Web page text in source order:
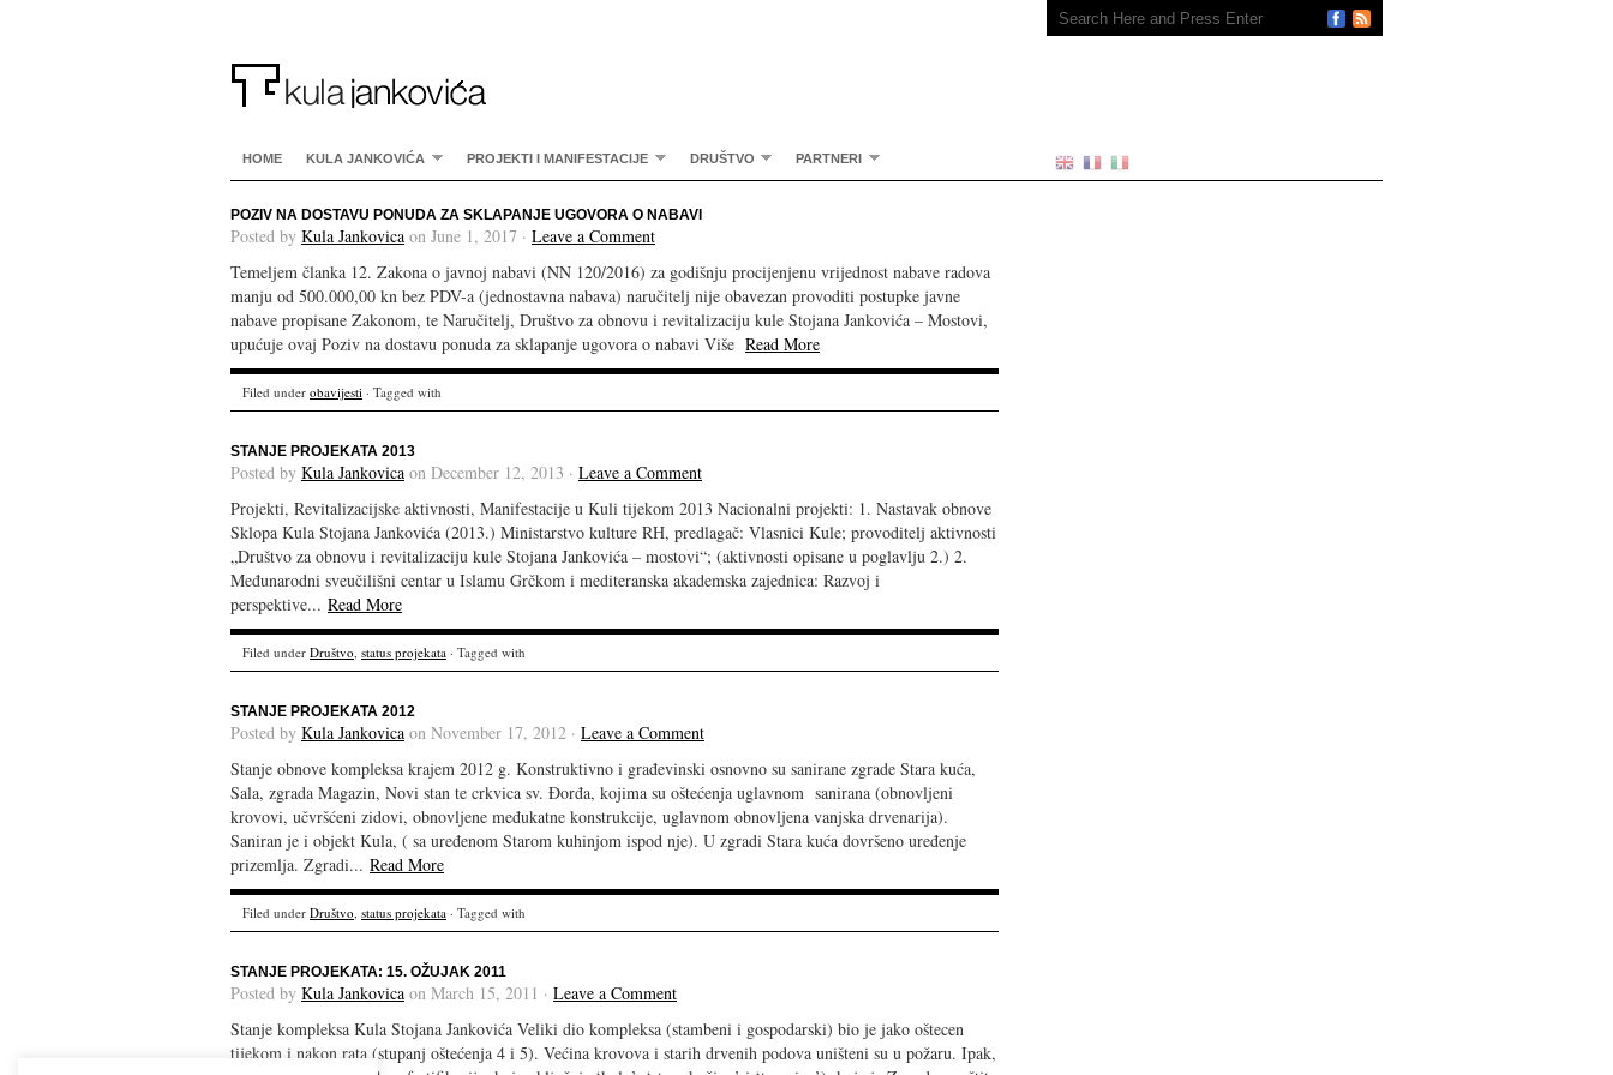
HOME KULA JANKOVIĆA PROJEKTI I MANIFESTACIJE DRUŠTVO PARTNERI
POZIV NA DOSTAVU PONUDA ZA SKLAPANJE UGOVORA O NABAVI
Posted by Kula Jankovica on June 1, 2017 · Leave a Comment
Temeljem članka 12. Zakona o javnoj nabavi (NN 120/2016) za godišnju procijenjenu vrijednost nabave radova
manju od 500.000,00 kn bez PDV-a (jednostavna nabava) naručitelj nije obavezan provoditi postupke javne
nabave propisane Zakonom, te Naručitelj, Društvo za obnovu i revitalizaciju kule Stojana Jankovića – Mostovi,
upućuje ovaj Poziv na dostavu ponuda za sklapanje ugovora o nabavi Više Read More
Filed under obavijesti · Tagged with
STANJE PROJEKATA 2013
Posted by Kula Jankovica on December 12, 2013 · Leave a Comment
Projekti, Revitalizacijske aktivnosti, Manifestacije u Kuli tijekom 2013 Nacionalni projekti: 1. Nastavak obnove
Sklopa Kula Stojana Jankovića (2013.) Ministarstvo kulture RH, predlagač: Vlasnici Kule; provoditelj aktivnosti
„Društvo za obnovu i revitalizaciju kule Stojana Jankovića – mostovi“; (aktivnosti opisane u poglavlju 2.) 2.
Međunarodni sveučilišni centar u Islamu Grčkom i mediteranska akademska zajednica: Razvoj i
perspektive... Read More
Filed under Društvo, status projekata · Tagged with
STANJE PROJEKATA 2012
Posted by Kula Jankovica on November 17, 2012 · Leave a Comment
Stanje obnove kompleksa krajem 2012 g. Konstruktivno i građevinski osnovno su sanirane zgrade Stara kuća,
Sala, zgrada Magazin, Novi stan te crkvica sv. Đorđa, kojima su oštećenja uglavnom sanirana (obnovljeni
krovovi, učvršćeni zidovi, obnovljene međukatne konstrukcije, uglavnom obnovljena vanjska drvenarija).
Saniran je i objekt Kula, ( sa uređenom Starom kuhinjom ispod nje). U zgradi Stara kuća dovršeno uređenje
prizemlja. Zgradi... Read More
Filed under Društvo, status projekata · Tagged with
STANJE PROJEKATA: 15. OŽUJAK 2011
Posted by Kula Jankovica on March 15, 2011 · Leave a Comment
Stanje kompleksa Kula Stojana Jankovića Veliki dio kompleksa (stambeni i gospodarski) bio je jako oštecen
tijekom i nakon rata (stupanj oštećenja 4 i 5). Većina krovova i starih drvenih podova uništeni su u požaru. Ipak,